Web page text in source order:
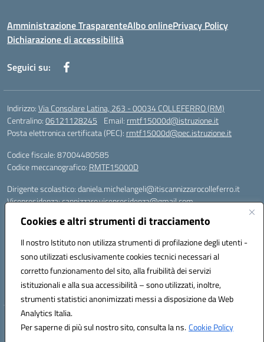
Cookies e altri strumenti di tracciamento
Il nostro Istituto non utilizza strumenti di profilazione degli utenti -
sono utilizzati esclusivamente cookies tecnici necessari al
corretto funzionamento del sito, alla fruibilità dei servizi
istituzionali e alla sua accessibilità – sono utilizzati, inoltre,
strumenti statistici anonimizzati messi a disposizione da Web
Analytics Italia.
Per saperne di più sul nostro sito, consulta la ns.Cookie Policy
Amministrazione TrasparenteAlbo onlinePrivacy Policy
Dichiarazione di accessibilità
Seguici su:
Indirizzo:Via Consolare Latina, 263 - 00034 COLLEFERRO (RM)
Centralino:06121128245 Email: rmtf15000d@istruzione.it
Posta elettronica certificata (PEC): rmtf15000d@pec.istruzione.it
Codice fiscale: 87004480585
Codice meccanografico: RMTF15000D
Dirigente scolastico: daniela.michelangeli@itiscannizzarocolleferro.it
Vicepresidenza: cannizzaro.vicepresidenza@gmail.com
Supporto piattaforme DDI (creazione account e rigenerazione credenziali)
supporto_gsuite@itiscannizzarocolleferro.it
Microsoft Office 365 (Teams):
supporto_office365@cannizzaro.onmicrosoft.com
Hosting & Powered by 3D Solution S.r.l.
Concept & Design by Designers Italia